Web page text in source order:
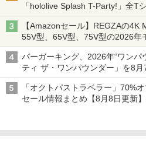
「hololive Splash T-Party!」全T
ライン販売開始
【Amazonセール】REGZAの4K
55V型、65V型、75V型の2026年
バーガーキング、2026年“ワンパ
ティ ザ・ワンパウンダー」を8月
「特製ガーリックマヨソース」
「オクトパストラベラー」70%
セール情報まとめ【8月8日更新】